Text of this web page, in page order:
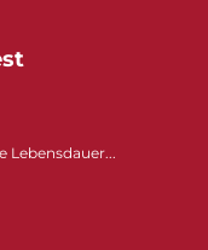
Lebensdauer...